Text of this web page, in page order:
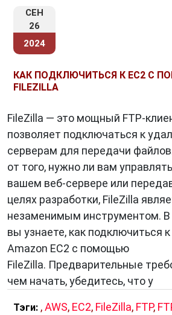
подключенного к интернету.
Как работает FTP-клиент?
FTP-клиент работает по
Transfer Protocol). Этот
правила обмена данными между
компьютером и сервером.
запускаете FTP-клиент, он
FTP-серверу по указанному
Затем вы можете выполнять
операции с файлами на сервере:
скачивать, удалять и т.д.
Основные функции FTP-
Подключение к FTP-серверу:
СЕН
26
2024
КАК ПОДКЛЮЧИТЬСЯ К EC2 С
FILEZILLA
FileZilla — это мощный FTP-
позволяет подключаться к
серверам для передачи
от того, нужно ли вам
вашем веб-сервере или
целях разработки, FileZilla
незаменимым инструментом. В
вы узнаете, как подключиться
Amazon EC2 с помощью
FileZilla. Предварительные
чем начать, убедитесь, что у
Тэги: ,AWS, EC2, FileZilla, FTP,